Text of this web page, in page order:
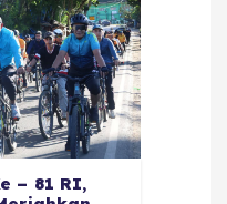
– 81 RI,